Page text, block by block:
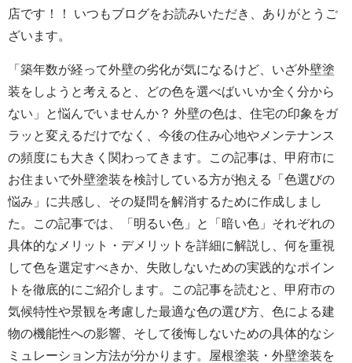
店です！！ いつもブログをお読みいただき、ありがとうご
ざいます。
「築年数が経って外壁の劣化が気になるけど、いざ外壁塗
装をしようと考えると、どの色を選べばいいか全く分から
ない」と悩んでいませんか？ 外壁の色は、住宅の印象をガ
ラッと変えるだけでなく、今後の住み心地やメンテナンス
の頻度にも大きく関わってきます。この記事は、甲府市に
お住まいで外壁塗装を検討している方が抱える「色選びの
悩み」に共感し、その疑問を解消するために作成しまし
た。この記事では、「明るい色」と「暗い色」それぞれの
具体的なメリット・デメリットを詳細に解説し、何を重視
して色を選定すべきか、失敗しないための実践的なポイン
トを徹底的にご紹介します。この記事を読むと、甲府市の
気候特性や景観を考慮した最適な色の選び方、色による建
物の機能性への影響、そして後悔しないための具体的なシ
ミュレーション方法が分かります。屋根塗装・外壁塗装を